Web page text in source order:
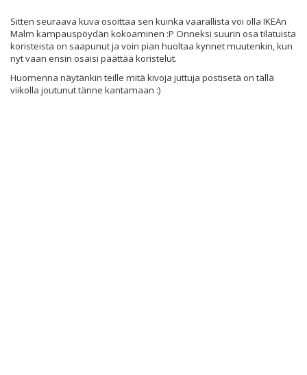
Sitten seuraava kuva osoittaa sen kuinka vaarallista voi olla IKEAn
Malm kampauspöydän kokoaminen :P Onneksi suurin osa tilatuista
koristeista on saapunut ja voin pian huoltaa kynnet muutenkin, kun
nyt vaan ensin osaisi päättää koristelut.
Huomenna näytänkin teille mitä kivoja juttuja postisetä on tällä
viikolla joutunut tänne kantamaan :)